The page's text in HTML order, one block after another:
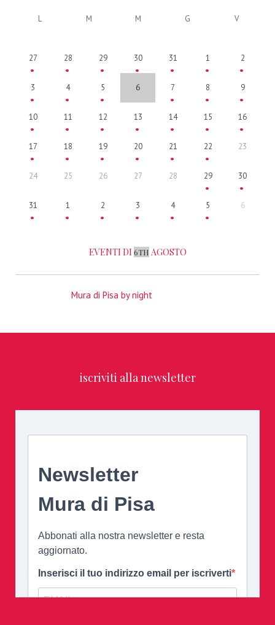
L M M G V
27 28 29 30 31 1 2
3 4 5 6 7 8 9
10 11 12 13 14 15 16
17 18 19 20 21 22 23
24 25 26 27 28 29 30
31 1 2 3 4 5 6
EVENTI DI 6TH AGOSTO
Mura di Pisa by night
iscriviti alla newsletter